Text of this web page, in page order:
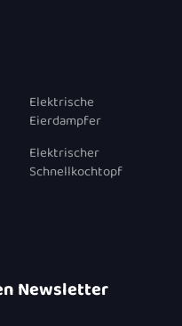
Elektrische
Eierdampfer
Elektrischer
Schnellkochtopf
Newsletter